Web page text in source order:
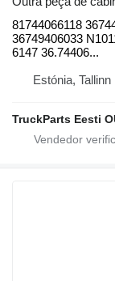
81744066118
36749406033
6147 36.74406...
Estónia, Tallinn
TruckParts Eesti